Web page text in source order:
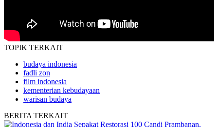
TOPIK TERKAIT
budaya indonesia
fadli zon
film indonesia
kementerian kebudayaan
warisan budaya
BERITA TERKAIT